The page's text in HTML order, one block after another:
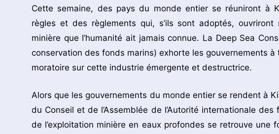
Cette semaine, des pays du monde entier se réuniront à
règles et des règlements qui, s’ils sont adoptés,
minière que l’humanité ait jamais connue. La Deep Sea
conservation des fonds marins) exhorte les gouvernements
moratoire sur cette industrie émergente et destructrice.
Alors que les gouvernements du monde entier se rendent à
du Conseil et de l’Assemblée de l’Autorité internationale
de l’exploitation minière en eaux profondes se retrouve